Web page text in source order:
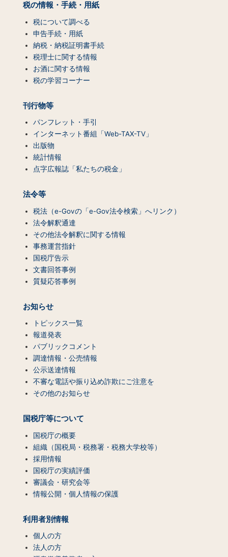
税の情報・手続・用紙
税について調べる
申告手続・用紙
納税・納税証明書手続
税理士に関する情報
お酒に関する情報
税の学習コーナー
刊行物等
パンフレット・手引
インターネット番組「Web-TAX-TV」
出版物
統計情報
点字広報誌「私たちの税金」
法令等
税法（e-Govの「e-Gov法令検索」へリンク）
法令解釈通達
その他法令解釈に関する情報
事務運営指針
国税庁告示
文書回答事例
質疑応答事例
お知らせ
トピックス一覧
報道発表
パブリックコメント
調達情報・公売情報
公示送達情報
不審な電話や振り込め詐欺にご注意を
その他のお知らせ
国税庁等について
国税庁の概要
組織（国税局・税務署・税務大学校等）
採用情報
国税庁の実績評価
審議会・研究会等
情報公開・個人情報の保護
利用者別情報
個人の方
法人の方